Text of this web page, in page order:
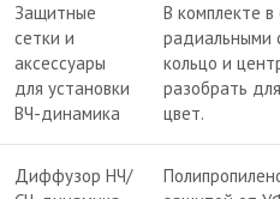
Защитные
сетки и
аксессуары
для установки
ВЧ-динамика
В комплекте
радиальными
кольцо и
разобрать
цвет.
Диффузор НЧ/